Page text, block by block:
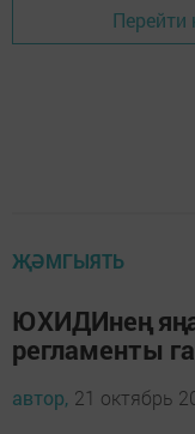
Перейти
ҖӘМГЫЯТЬ
ЮХИДИнең
регламенты
автор, 21 октябрь